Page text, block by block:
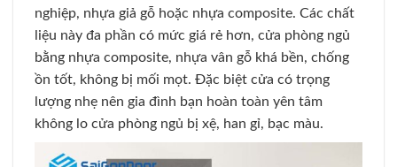
nghiệp, nhựa giả gỗ hoặc nhựa composite. Các chất
liệu này đa phần có mức giá rẻ hơn, cửa phòng ngủ
bằng nhựa composite, nhựa vân gỗ khá bền, chống
ồn tốt, không bị mối mọt. Đặc biệt cửa có trọng
lượng nhẹ nên gia đình bạn hoàn toàn yên tâm
không lo cửa phòng ngủ bị xệ, han gỉ, bạc màu.